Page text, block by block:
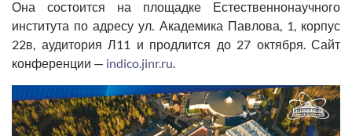
Она состоится на площадке Естественнонаучного
института по адресу ул. Академика Павлова, 1, корпус
22в, аудитория Л11 и продлится до 27 октября. Сайт
конференции — indico.jinr.ru.